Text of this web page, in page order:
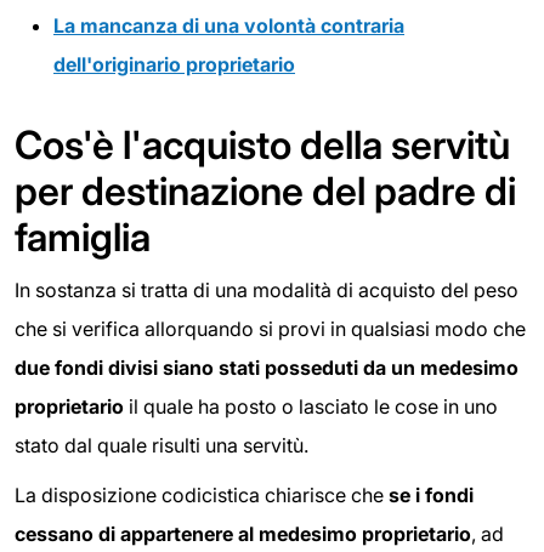
La mancanza di una volontà contraria
dell'originario proprietario
Cos'è l'acquisto della servitù
per destinazione del padre di
famiglia
In sostanza si tratta di una modalità di acquisto del peso
che si verifica allorquando si provi in qualsiasi modo che
due fondi divisi siano stati posseduti da un medesimo
proprietario il quale ha posto o lasciato le cose in uno
stato dal quale risulti una servitù.
La disposizione codicistica chiarisce che se i fondi
cessano di appartenere al medesimo proprietario, ad